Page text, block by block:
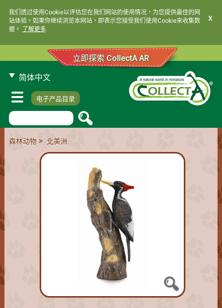
我们透过使用Cookie以评估您在我们网站的使用情况，为您提供最佳的网
站体验。如果你继续浏览本网站，即表示您接受我们使用Cookie来收集数
据。
了解更多.
x
立即探索 CollectA AR
简体中文
电子产品目录
森林动物> 北美洲